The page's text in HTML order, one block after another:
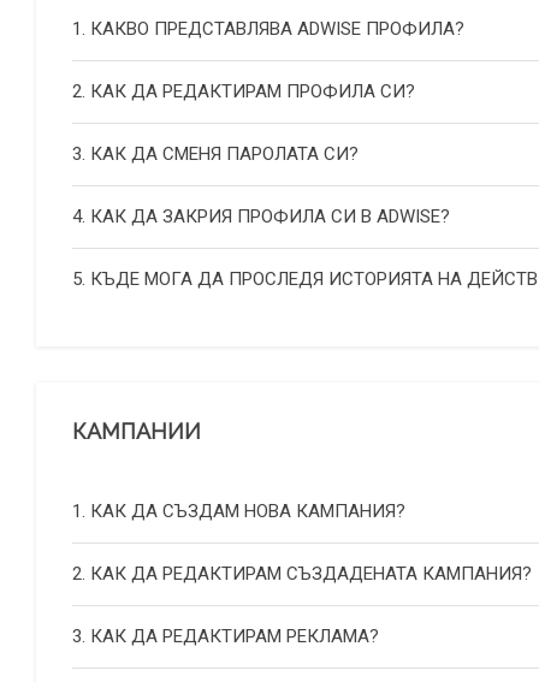
1. КАКВО ПРЕДСТАВЛЯВА ADWISE ПРОФИЛА?
2. КАК ДА РЕДАКТИРАМ ПРОФИЛА СИ?
3. КАК ДА СМЕНЯ ПАРОЛАТА СИ?
4. КАК ДА ЗАКРИЯ ПРОФИЛА СИ В ADWISE?
5. КЪДЕ МОГА ДА ПРОСЛЕДЯ ИСТОРИЯТА НА
КАМПАНИИ
1. КАК ДА СЪЗДАМ НОВА КАМПАНИЯ?
2. КАК ДА РЕДАКТИРАМ СЪЗДАДЕНАТА КАМПАНИЯ?
3. КАК ДА РЕДАКТИРАМ РЕКЛАМА?